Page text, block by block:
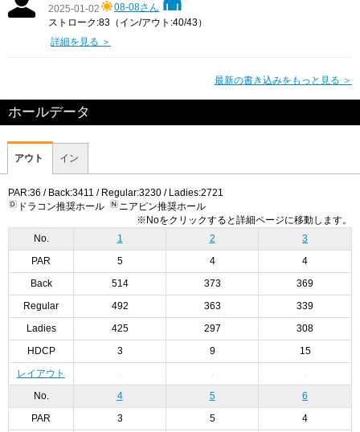
2025-01-02
08-08さん
ストローク:83（イン/アウト:40/43）
詳細を見る ＞
最新の書き込みをもっと見る ＞
ホールデータ
アウト イン
PAR:36 / Back:3411 / Regular:3230 / Ladies:2721
ドラコン推奨ホール
ニアピン推奨ホール
※Noをクリックすると詳細ページに移動します。
No.
1 2 3
PAR 5 4 4
Back 514 373 369
Regular 492 363 339
Ladies 425 297 308
HDCP 3 9 15
レイアウト
No. 4 5 6
PAR 3 5 4